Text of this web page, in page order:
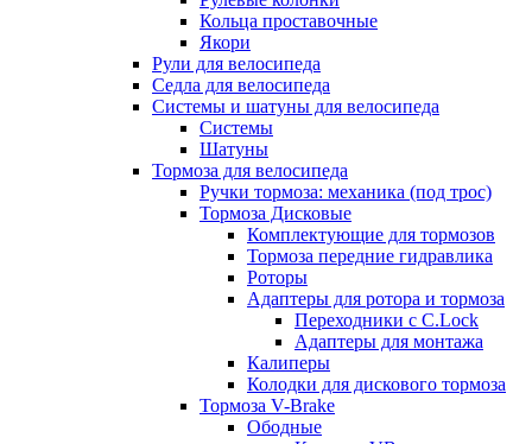
Кольца проставочные
Якори
Рули для велосипеда
Седла для велосипеда
Системы и шатуны для велосипеда
Системы
Шатуны
Тормоза для велосипеда
Ручки тормоза: механика (под трос)
Тормоза Дисковые
Комплектующие для тормозов
Тормоза передние гидравлика
Роторы
Адаптеры для ротора и тормоза
Переходники с C.Lock
Адаптеры для монтажа
Калиперы
Колодки для дискового тормоза
Тормоза V-Brake
Ободные